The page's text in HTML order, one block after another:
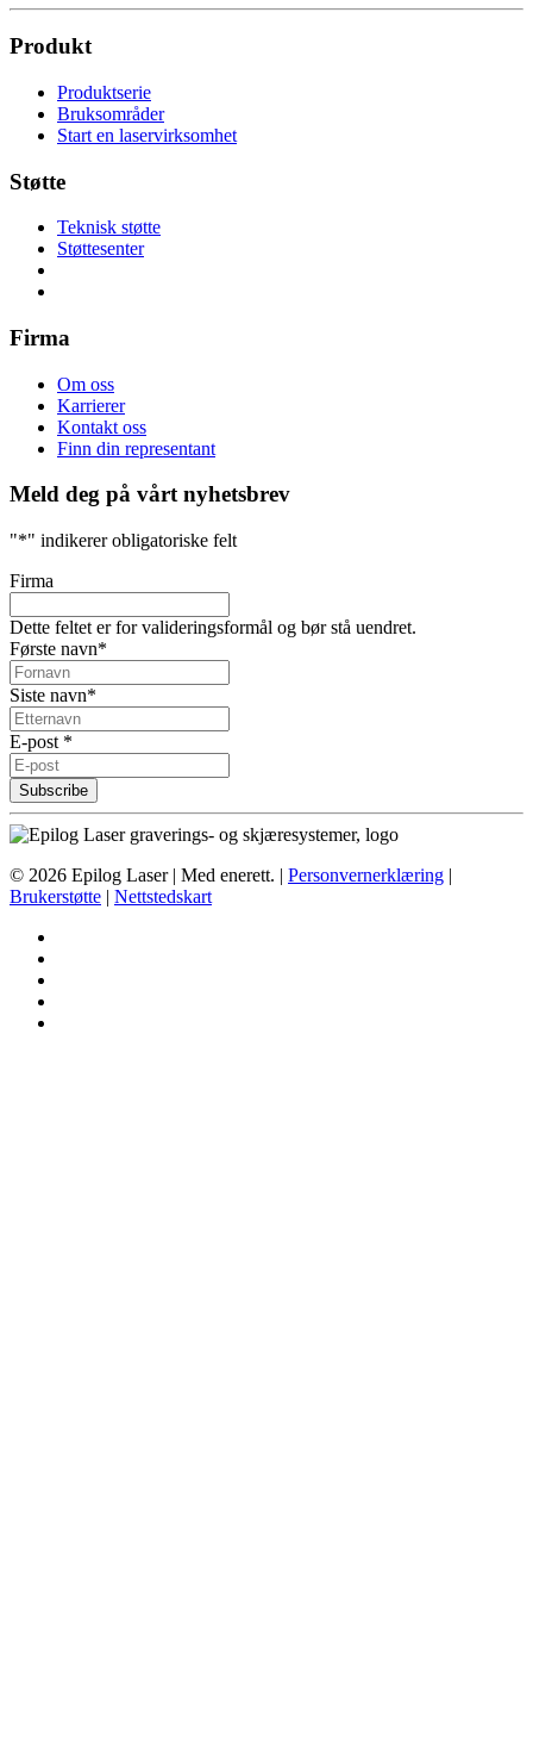
Produkt
Produktserie
Bruksområder
Start en laservirksomhet
Støtte
Teknisk støtte
Støttesenter
Firma
Om oss
Karrierer
Kontakt oss
Finn din representant
Meld deg på vårt nyhetsbrev
"*" indikerer obligatoriske felt
Firma
Dette feltet er for valideringsformål og bør stå uendret.
Første navn*
Siste navn*
E-post *
© 2026 Epilog Laser | Med enerett. | Personvernerklæring |
Brukerstøtte | Nettstedskart